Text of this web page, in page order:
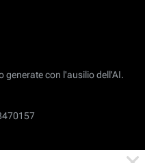
generate con l'ausilio dell'AI.